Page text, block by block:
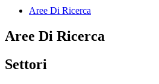
Aree Di Ricerca
Aree Di Ricerca
Settori